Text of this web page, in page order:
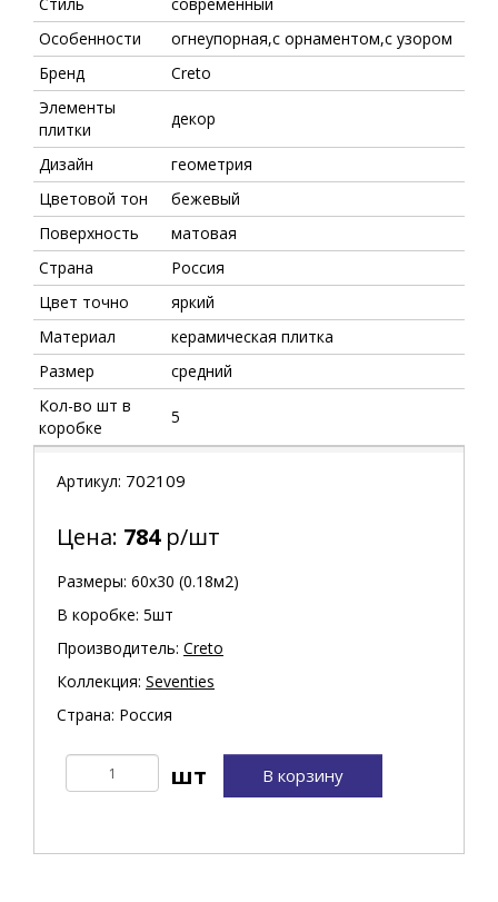
Стиль
современный
Особенности
огнеупорная,с орнаментом,с узором
Бренд
Creto
Элементы
плитки
декор
Дизайн
геометрия
Цветовой тон
бежевый
Поверхность
матовая
Страна
Россия
Цвет точно
яркий
Материал
керамическая плитка
Размер
средний
Кол-во шт в
коробке
5
Артикул: 702109
Цена: 784р/шт
Размеры: 60х30 (0.18м2)
В коробке: 5шт
Производитель: Creto
Коллекция: Seventies
Страна: Россия
В корзину